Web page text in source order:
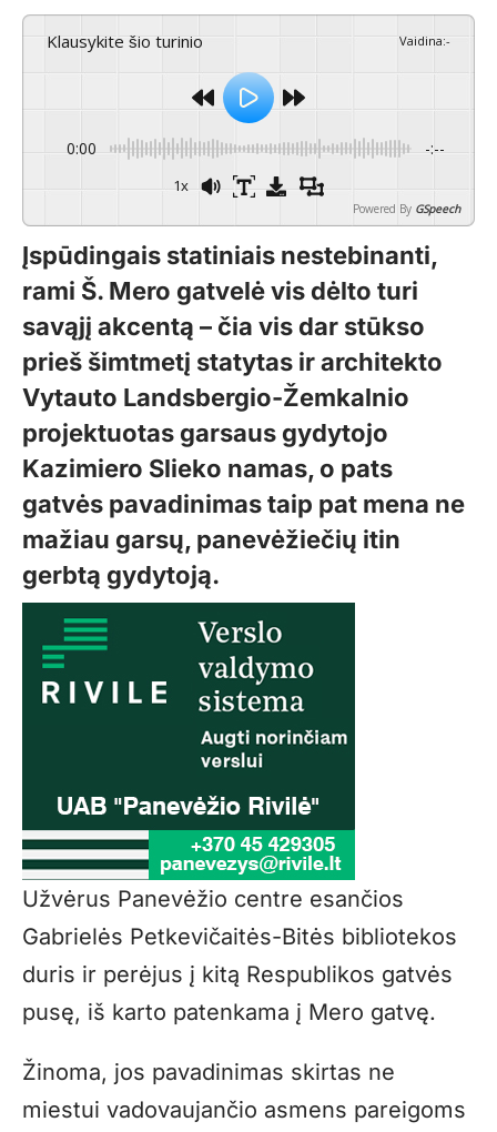
Klausykite šio turinio Vaidina:-
0:00 -:--
1x
Powered By GSpeech
Įspūdingais statiniais nestebinanti,
rami Š. Mero gatvelė vis dėlto turi
savąjį akcentą – čia vis dar stūkso
prieš šimtmetį statytas ir architekto
Vytauto Landsbergio-Žemkalnio
projektuotas garsaus gydytojo
Kazimiero Slieko namas, o pats
gatvės pavadinimas taip pat mena ne
mažiau garsų, panevėžiečių itin
gerbtą gydytoją.
Užvėrus Panevėžio centre esančios
Gabrielės Petkevičaitės-Bitės bibliotekos
duris ir perėjus į kitą Respublikos gatvės
pusę, iš karto patenkama į Mero gatvę.
Žinoma, jos pavadinimas skirtas ne
miestui vadovaujančio asmens pareigoms